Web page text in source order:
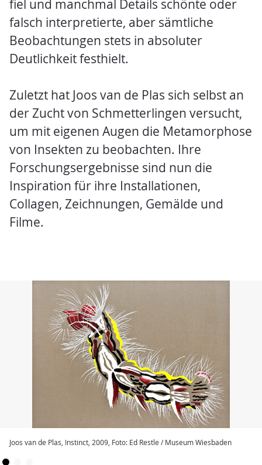
fiel und manchmal Details schönte oder
falsch interpretierte, aber sämtliche
Beobachtungen stets in absoluter
Deutlichkeit festhielt.
Zuletzt hat Joos van de Plas sich selbst an
der Zucht von Schmetterlingen versucht,
um mit eigenen Augen die Metamorphose
von Insekten zu beobachten. Ihre
Forschungsergebnisse sind nun die
Inspiration für ihre Installationen,
Collagen, Zeichnungen, Gemälde und
Filme.
Joos van de Plas, Instinct, 2009, Foto: Ed Restle / Museum Wiesbaden